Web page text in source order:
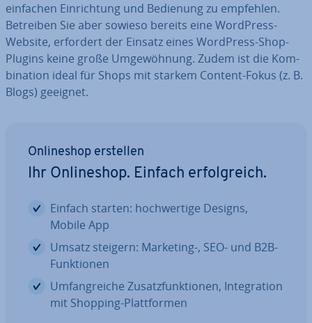
einfachen Ein­rich­tung und Bedienung zu empfehlen.
Betreiben Sie aber sowieso bereits eine WordPress-
Website, erfordert der Einsatz eines WordPress-Shop-
Plugins keine große Um­ge­wöh­nung. Zudem ist die Kom­
bi­na­ti­on ideal für Shops mit starkem Content-Fokus (z. B.
Blogs) geeignet.
On­line­shop erstellen
Ihr On­line­shop. Einfach er­folg­reich.
Einfach starten: hoch­wer­ti­ge Designs,
Mobile App
Umsatz steigern: Marketing-, SEO- und B2B-
Funk­tio­nen
Um­fang­rei­che Zu­satz­funk­tio­nen, In­te­gra­ti­on
mit Shopping-Platt­for­men